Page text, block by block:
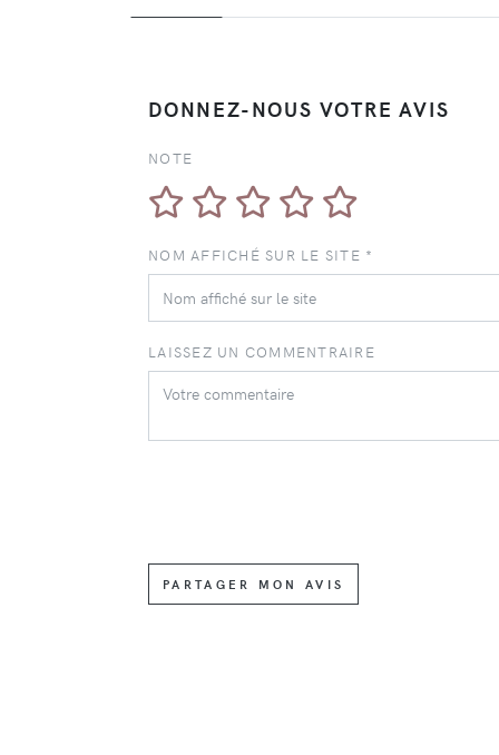
DONNEZ-NOUS VOTRE AVIS
NOTE
NOM AFFICHÉ SUR LE SITE *
LAISSEZ UN COMMENTRAIRE
PARTAGER MON AVIS